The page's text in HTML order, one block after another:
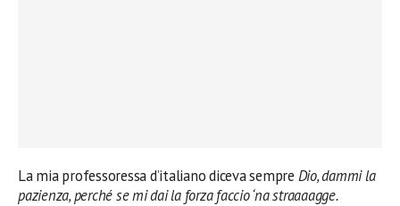
La mia professoressa d’italiano diceva sempre Dio, dammi la
pazienza, perché se mi dai la forza faccio ‘na straaaagge.